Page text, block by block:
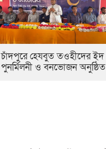
চাঁদপুরে হেযবুত তওহীদের ইদ
পুনর্মিলনী ও বনভোজন অনুষ্ঠিত